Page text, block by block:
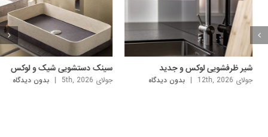
دستشویی شیک و لوکس
بدون ديدگاه
سینک روشویی لاکچری خارجی
آگوست 2nd, 2026 | بدون ديدگاه